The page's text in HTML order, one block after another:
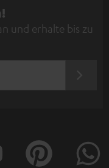
und erhalte bis zu